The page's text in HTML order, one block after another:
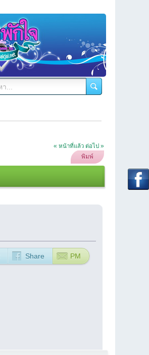
« หน้าที่แล้ว ต่อไป »
พิมพ์
Share PM